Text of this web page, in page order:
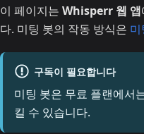
이 페이지는 Whisperr 웹 앱
다. 미팅 봇의 작동 방식은
구독이 필요합니다
미팅 봇은 무료 플랜에서
킬 수 있습니다.